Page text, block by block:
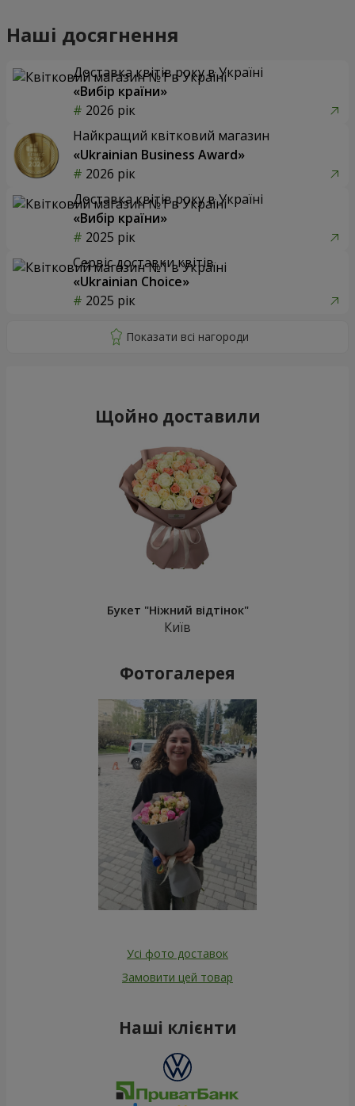
Наші досягнення
Доставка квітів року в Україні
«Вибір країни»
2026 рік
Найкращий квітковий магазин
«Ukrainian Business Award»
2026 рік
Доставка квітів року в Україні
«Вибір країни»
2025 рік
Сервіс доставки квітів
«Ukrainian Choice»
2025 рік
Щойно доставили
Букет "Ніжний відтінок"
Київ
Фотогалерея
Усі фото доставок
Замовити цей товар
Наші клієнти